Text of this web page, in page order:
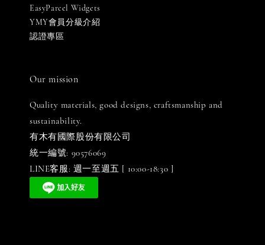
EasyParcel Widgets
YMY會員分級介紹
認證專區
Our mission
Quality materials, good designs, craftsmanship and
sustainability.
有木有國際股份有限公司
統一編號: 90576069
LINE客服: 週一至週五 [ 10:00-18:30 ]